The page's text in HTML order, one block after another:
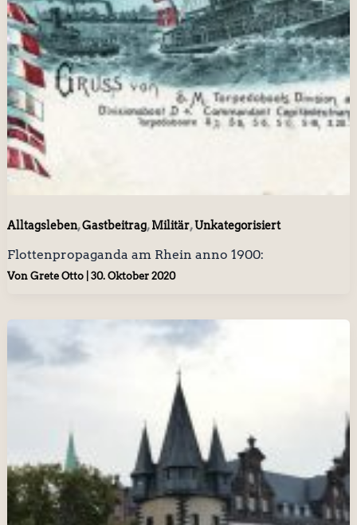
Alltagsleben,Gastbeitrag,Militär,Unkategorisiert
Flottenpropaganda am Rhein anno 1900:
Von Grete Otto 30. Oktober 2020